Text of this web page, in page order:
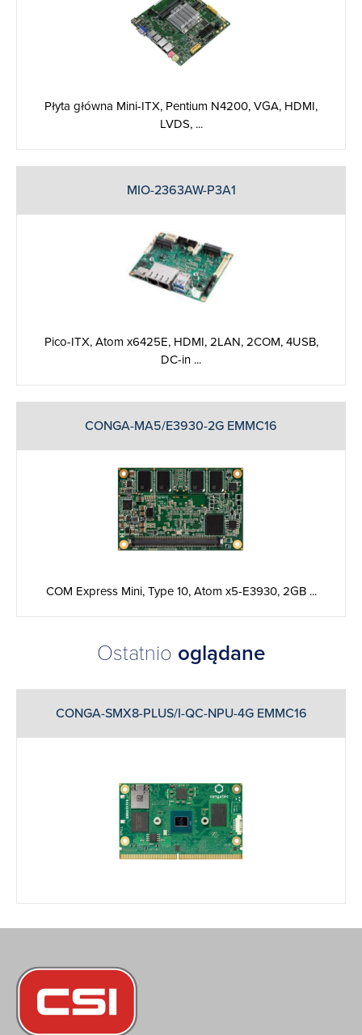
Płyta główna Mini-ITX, Pentium N4200, VGA, HDMI,
LVDS, ...
MIO-2363AW-P3A1
Pico-ITX, Atom x6425E, HDMI, 2LAN, 2COM, 4USB,
DC-in ...
CONGA-MA5/E3930-2G EMMC16
COM Express Mini, Type 10, Atom x5-E3930, 2GB ...
Ostatnio oglądane
CONGA-SMX8-PLUS/I-QC-NPU-4G EMMC16